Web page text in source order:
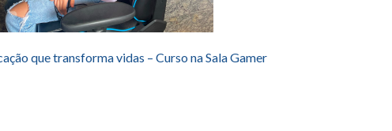
que transforma vidas – Curso na Sala Gamer